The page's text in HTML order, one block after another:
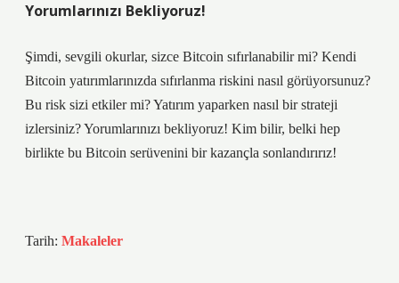
Yorumlarınızı Bekliyoruz!
Şimdi, sevgili okurlar, sizce Bitcoin sıfırlanabilir mi? Kendi
Bitcoin yatırımlarınızda sıfırlanma riskini nasıl görüyorsunuz?
Bu risk sizi etkiler mi? Yatırım yaparken nasıl bir strateji
izlersiniz? Yorumlarınızı bekliyoruz! Kim bilir, belki hep
birlikte bu Bitcoin serüvenini bir kazançla sonlandırırız!
Tarih: Makaleler